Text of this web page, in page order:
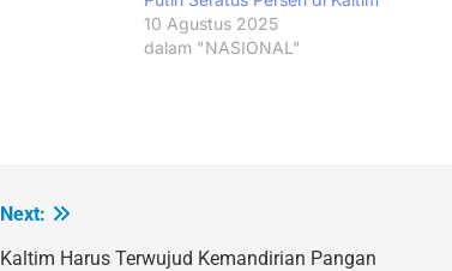
10 Agustus 2025
dalam "NASIONAL"
Next:
Kaltim Harus Terwujud Kemandirian Pangan